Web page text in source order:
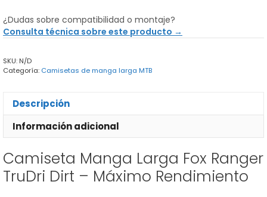
Fox
Ranger
cantidad
¿Dudas sobre compatibilidad o montaje?
Consulta técnica sobre este producto →
SKU: N/D
Categoría: Camisetas de manga larga MTB
Descripción
Información adicional
Camiseta Manga Larga Fox Ranger
TruDri Dirt – Máximo Rendimiento